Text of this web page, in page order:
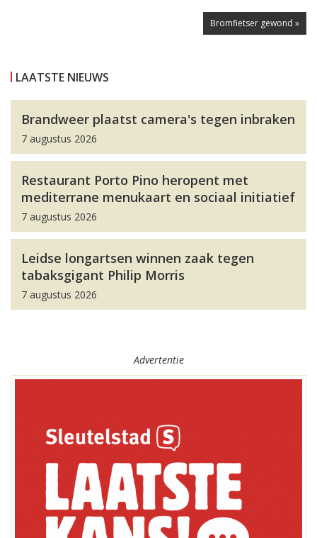
Bromfietser gewond »
LAATSTE NIEUWS
Brandweer plaatst camera's tegen inbraken
7 augustus 2026
Restaurant Porto Pino heropent met
mediterrane menukaart en sociaal initiatief
7 augustus 2026
Leidse longartsen winnen zaak tegen
tabaksgigant Philip Morris
7 augustus 2026
Advertentie